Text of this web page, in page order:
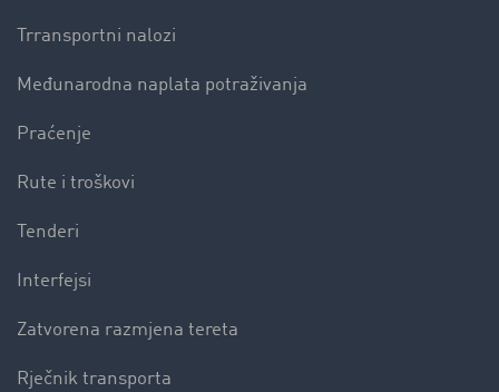
Trransportni nalozi
Međunarodna naplata potraživanja
Praćenje
Rute i troškovi
Tenderi
Interfejsi
Zatvorena razmjena tereta
Rječnik transporta